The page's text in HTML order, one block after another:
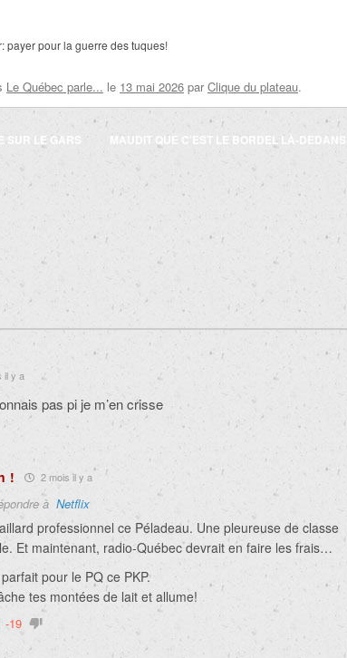
payer pour la guerre des tuques!
Le Québec parle... le 13 mai 2026 par Clique du plateau.
SUR LE GARS
MAUDIT QUE C’EST LE BORDEL LÀ-DEDANS!
il y a
pas pi je m’en crisse
! 2 mois il y a
à Netflix
professionnel ce Péladeau. Une pleureuse de classe
Et maintenant, radio-Québec devrait en faire les frais…
pour le PQ ce PKP.
tes montées de lait et allume!
-19